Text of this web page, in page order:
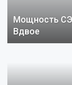
Мощность
Вдвое